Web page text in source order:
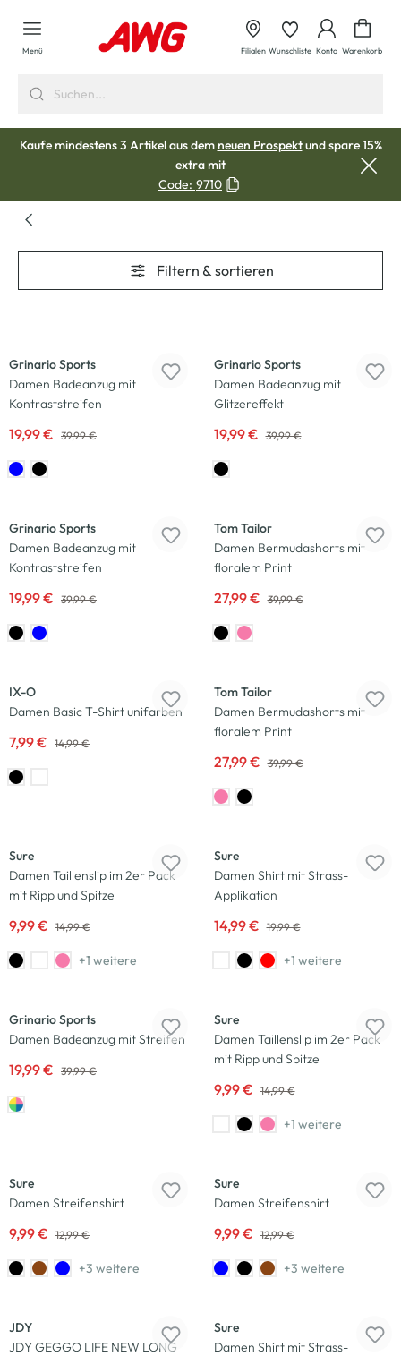
springen
Menü Filialen Wunschliste Konto Warenkorb
Kaufe mindestens 3 Artikel aus demneuen Prospektund spare 15%
extra mit
Code: 9710
Filtern & sortieren
Grinario Sports
Damen Badeanzug mit
Kontraststreifen
19,99 € 39,99 €
Grinario Sports
Damen Badeanzug mit
Glitzereffekt
19,99 € 39,99 €
Grinario Sports
Damen Badeanzug mit
Kontraststreifen
19,99 € 39,99 €
Tom Tailor
Damen Bermudashorts mit
floralem Print
27,99 € 39,99 €
IX-O
Damen Basic T-Shirt unifarben
7,99 € 14,99 €
Tom Tailor
Damen Bermudashorts mit
floralem Print
27,99 € 39,99 €
Sure
Damen Taillenslip im 2er Pack
mit Ripp und Spitze
9,99 € 14,99 €
+1 weitere
Sure
Damen Shirt mit Strass-
Applikation
14,99 € 19,99 €
+1 weitere
Grinario Sports
Damen Badeanzug mit Streifen
19,99 € 39,99 €
Sure
Damen Taillenslip im 2er Pack
mit Ripp und Spitze
9,99 € 14,99 €
+1 weitere
Sure
Damen Streifenshirt
9,99 € 12,99 €
+3 weitere
Sure
Damen Streifenshirt
9,99 € 12,99 €
+3 weitere
JDY
JDY GEGGO LIFE NEW LONG
Sure
Damen Shirt mit Strass-